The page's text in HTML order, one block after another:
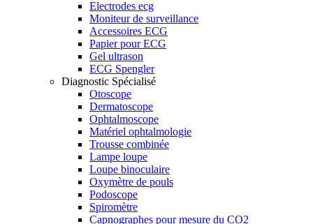
Electrodes ecg
Moniteur de surveillance
Accessoires ECG
Papier pour ECG
Gel ultrason
ECG Spengler
Diagnostic Spécialisé
Otoscope
Dermatoscope
Ophtalmoscope
Matériel ophtalmologie
Trousse combinée
Lampe loupe
Loupe binoculaire
Oxymètre de pouls
Podoscope
Spiromètre
Capnographes pour mesure du CO2